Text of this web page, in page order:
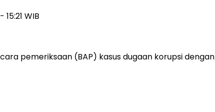
WIB
pemeriksaan (BAP) kasus dugaan korupsi